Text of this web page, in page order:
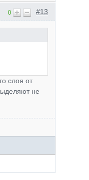
#13
0
слоя от
не